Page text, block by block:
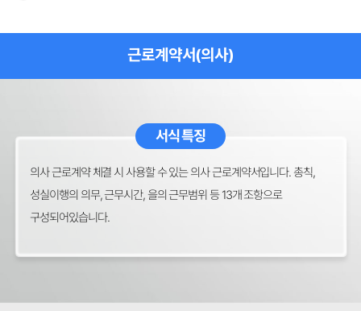
근로계약서(의사)
서식 특징
의사 근로계약 체결 시 사용할 수 있는 의사 근로계약서입니다. 총칙,
성실이행의 의무, 근무시간, 을의 근무범위 등 13개 조항으로
구성되어있습니다.